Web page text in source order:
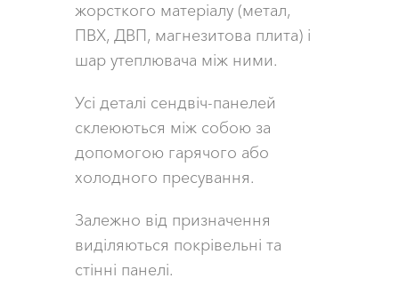
жорсткого матеріалу (метал,
ПВХ, ДВП, магнезитова плита) і
шар утеплювача між ними.
Усі деталі сендвіч-панелей
склеюються між собою за
допомогою гарячого або
холодного пресування.
Залежно від призначення
виділяються покрівельні та
стінні панелі.